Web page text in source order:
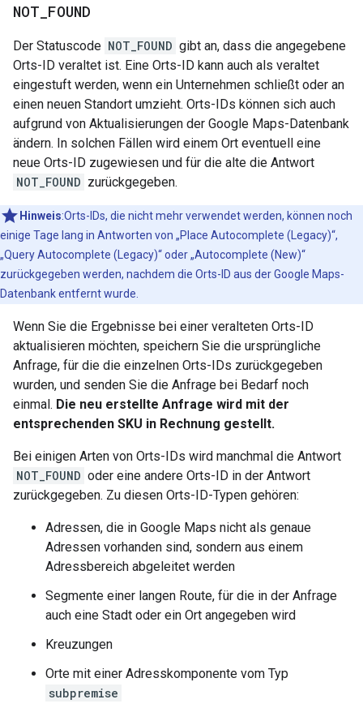
NOT FOUND
Der Statuscode NOT_FOUND gibt an, dass die angegebene
Orts-ID veraltet ist. Eine Orts-ID kann auch als veraltet
eingestuft werden, wenn ein Unternehmen schließt oder an
einen neuen Standort umzieht. Orts-IDs können sich auch
aufgrund von Aktualisierungen der Google Maps-Datenbank
ändern. In solchen Fällen wird einem Ort eventuell eine
neue Orts-ID zugewiesen und für die alte die Antwort
NOT_FOUND zurückgegeben.
Hinweis:Orts-IDs, die nicht mehr verwendet werden, können noch
einige Tage lang in Antworten von „Place Autocomplete (Legacy)“,
„Query Autocomplete (Legacy)“ oder „Autocomplete (New)“
zurückgegeben werden, nachdem die Orts-ID aus der Google Maps-
Datenbank entfernt wurde.
Wenn Sie die Ergebnisse bei einer veralteten Orts-ID
aktualisieren möchten, speichern Sie die ursprüngliche
Anfrage, für die die einzelnen Orts-IDs zurückgegeben
wurden, und senden Sie die Anfrage bei Bedarf noch
einmal. Die neu erstellte Anfrage wird mit der
entsprechenden SKU in Rechnung gestellt.
Bei einigen Arten von Orts-IDs wird manchmal die Antwort
NOT_FOUND oder eine andere Orts-ID in der Antwort
zurückgegeben. Zu diesen Orts-ID-Typen gehören:
Adressen, die in Google Maps nicht als genaue
Adressen vorhanden sind, sondern aus einem
Adressbereich abgeleitet werden
Segmente einer langen Route, für die in der Anfrage
auch eine Stadt oder ein Ort angegeben wird
Kreuzungen
Orte mit einer Adresskomponente vom Typ
subpremise